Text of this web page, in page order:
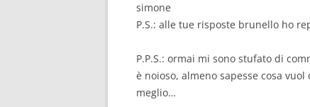
simone
P.S.: alle tue risposte brunello ho
P.P.S.: ormai mi sono stufato di
è noioso, almeno sapesse cosa
meglio…